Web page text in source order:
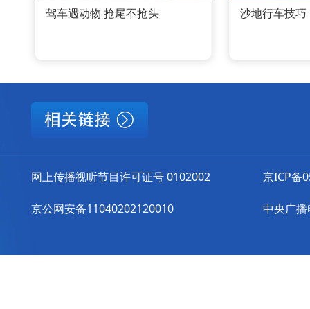
驾车遇动物 抢尾不抢头 沙地行车技巧
网上传播视听节目许可证号 0102002
京公网安备11040202120010
京ICP备
中央广